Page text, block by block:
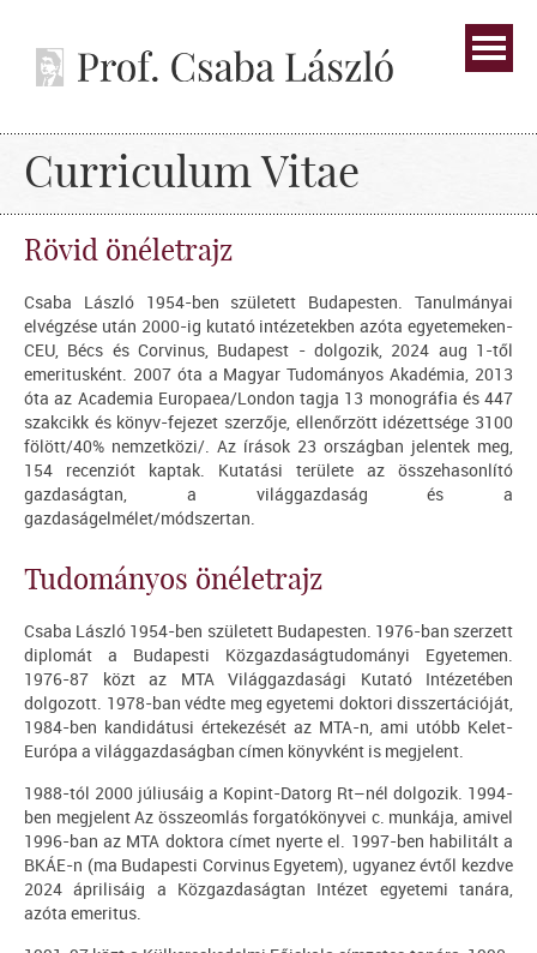
Curriculum Vitae
Rövid önéletrajz
Csaba László 1954-ben született Budapesten. Tanulmányai
elvégzése után 2000-ig kutató intézetekben azóta egyetemeken-
CEU, Bécs és Corvinus, Budapest - dolgozik, 2024 aug 1-től
emeritusként. 2007 óta a Magyar Tudományos Akadémia, 2013
óta az Academia Europaea/London tagja 13 monográfia és 447
szakcikk és könyv-fejezet szerzője, ellenőrzött idézettsége 3100
fölött/40% nemzetközi/. Az írások 23 országban jelentek meg,
154 recenziót kaptak. Kutatási területe az összehasonlító
gazdaságtan, a világgazdaság és a
gazdaságelmélet/módszertan.
Tudományos önéletrajz
Csaba László 1954-ben született Budapesten. 1976-ban szerzett
diplomát a Budapesti Közgazdaságtudományi Egyetemen.
1976-87 közt az MTA Világgazdasági Kutató Intézetében
dolgozott. 1978-ban védte meg egyetemi doktori disszertációját,
1984-ben kandidátusi értekezését az MTA-n, ami utóbb Kelet-
Európa a világgazdaságban címen könyvként is megjelent.
1988-tól 2000 júliusáig a Kopint-Datorg Rt–nél dolgozik. 1994-
ben megjelent Az összeomlás forgatókönyvei c. munkája, amivel
1996-ban az MTA doktora címet nyerte el. 1997-ben habilitált a
BKÁE-n (ma Budapesti Corvinus Egyetem), ugyanez évtől kezdve
2024 áprilisáig a Közgazdaságtan Intézet egyetemi tanára,
azóta emeritus.